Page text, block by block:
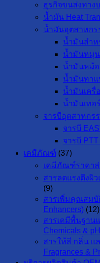
ธุรกิจขนส่งทาง
น้ำมัน Heat
น้ำมันอุตสาหกร
น้ำมันสำห
น้ำมันหมุน
น้ำมันหม้อ
น้ำมันทา
น้ำมันเครื่
น้ำมันเทอ
จารบีอุตสาหกร
จารบี
จารบี
เคมีภัณฑ์ (37)
เคมีภัณฑ์ราคาส่
สารลดแรงตึงผิ
(9)
สารเพิ่มคุณสมบั
Enhancers) (12)
สารเคมีพื้นฐาน
Chemicals &
สารให้สี กลิ่น แ
Fragrances &